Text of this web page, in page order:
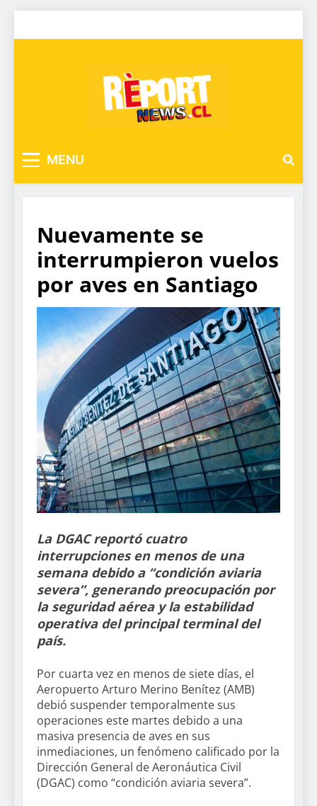
MENU
Nuevamente se
interrumpieron vuelos
por aves en Santiago
La DGAC reportó cuatro
interrupciones en menos de una
semana debido a “condición aviaria
severa”, generando preocupación por
la seguridad aérea y la estabilidad
operativa del principal terminal del
país.
Por cuarta vez en menos de siete días, el
Aeropuerto Arturo Merino Benítez (AMB)
debió suspender temporalmente sus
operaciones este martes debido a una
masiva presencia de aves en sus
inmediaciones, un fenómeno calificado por la
Dirección General de Aeronáutica Civil
(DGAC) como “condición aviaria severa”.